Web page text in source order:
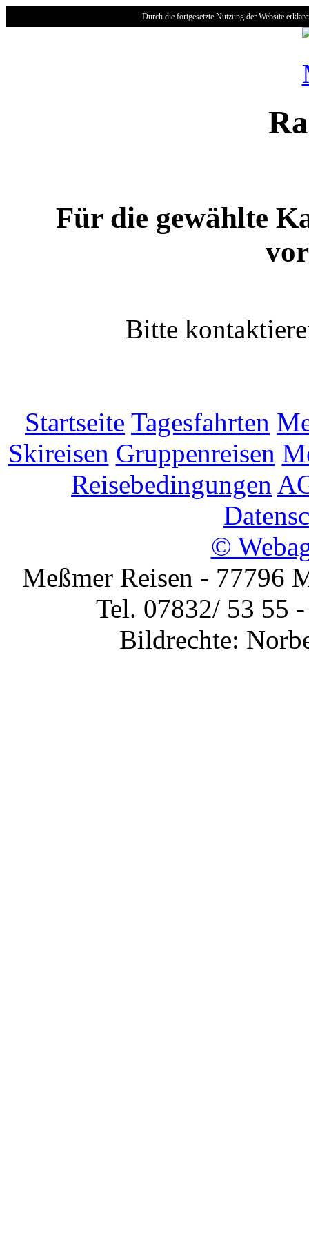
Durch die fortgesetzte Nutzung der Website
Für die gewählte
Bitte
Startseite Tagesfahrten
Skireisen Gruppenreisen
Reisebedingungen
©
Meßmer Reisen - 77796
Tel. 07832/ 53 55
Bildrechte: